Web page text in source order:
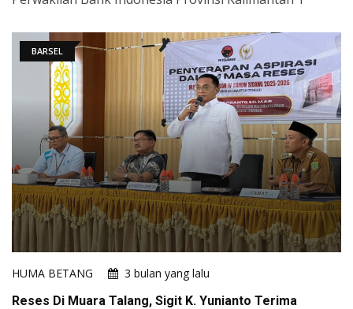
BARSEL
HUMA BETANG
3 bulan yang lalu
Reses Di Muara Talang, Sigit K. Yunianto Terima